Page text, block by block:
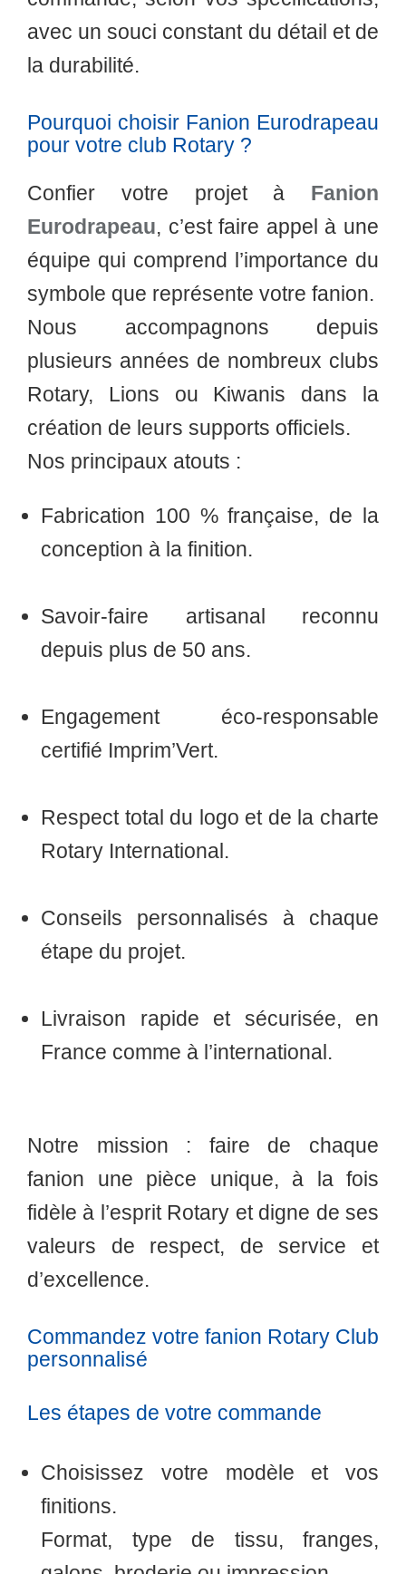
avec un souci constant du détail et de
la durabilité.
Pourquoi choisir Fanion Eurodrapeau
pour votre club Rotary ?
Confier votre projet à Fanion
Eurodrapeau, c’est faire appel à une
équipe qui comprend l’importance du
symbole que représente votre fanion.
Nous accompagnons depuis
plusieurs années de nombreux clubs
Rotary, Lions ou Kiwanis dans la
création de leurs supports officiels.
Nos principaux atouts :
Fabrication 100 % française, de la
conception à la finition.
Savoir-faire artisanal reconnu
depuis plus de 50 ans.
Engagement éco-responsable
certifié Imprim’Vert.
Respect total du logo et de la charte
Rotary International.
Conseils personnalisés à chaque
étape du projet.
Livraison rapide et sécurisée, en
France comme à l’international.
Notre mission : faire de chaque
fanion une pièce unique, à la fois
fidèle à l’esprit Rotary et digne de ses
valeurs de respect, de service et
d’excellence.
Commandez votre fanion Rotary Club
personnalisé
Les étapes de votre commande
Choisissez votre modèle et vos
finitions.
Format, type de tissu, franges,